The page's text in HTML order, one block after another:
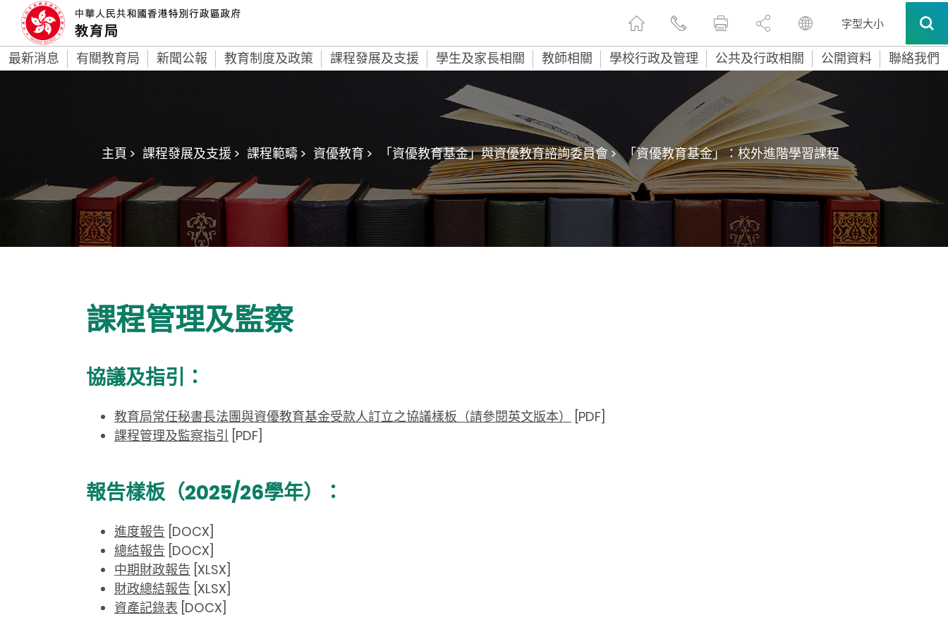
字型大小
最新消息 有關教育局 新聞公報 教育制度及政策 課程發展及支援 學生及家長相關 教師相關 學校行政及管理 公共及行政相關 公開資料 聯絡我們
主頁 > 課程發展及支援 > 課程範疇 > 資優教育 > 「資優教育基金」與資優教育諮詢委員會 > 「資優教育基金」：校外進階學習課程
課程管理及監察
協議及指引：
教育局常任秘書長法團與資優教育基金受款人訂立之協議樣板（請參閱英文版本）
[PDF]
課程管理及監察指引 [PDF]
報告樣板（2025/26學年）：
進度報告 [DOCX]
總結報告 [DOCX]
中期財政報告 [XLSX]
財政總結報告 [XLSX]
資產記錄表 [DOCX]